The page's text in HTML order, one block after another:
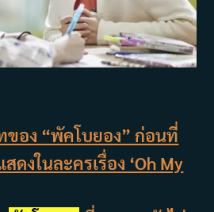
อง “พัคโบยอง” ก่อนที่
ดงในละครเรื่อง ‘Oh My